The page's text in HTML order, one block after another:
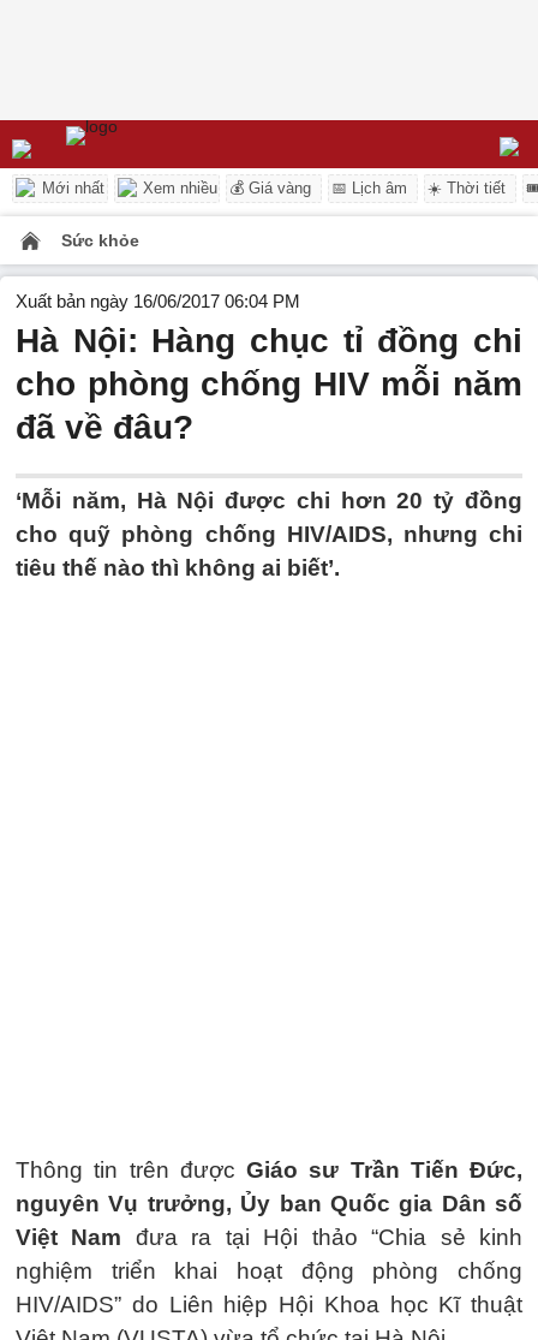
Mới nhất Xem nhiều 💰 Giá vàng 📅 Lịch âm ☀️ Thời tiết
Sức khỏe
Xuất bản ngày 16/06/2017 06:04 PM
Hà Nội: Hàng chục tỉ đồng chi
cho phòng chống HIV mỗi năm
đã về đâu?
‘Mỗi năm, Hà Nội được chi hơn 20 tỷ đồng
cho quỹ phòng chống HIV/AIDS, nhưng chi
tiêu thế nào thì không ai biết’.
Thông tin trên được Giáo sư Trần Tiến Đức,
nguyên Vụ trưởng, Ủy ban Quốc gia Dân số
Việt Nam đưa ra tại Hội thảo “Chia sẻ kinh
nghiệm triển khai hoạt động phòng chống
HIV/AIDS” do Liên hiệp Hội Khoa học Kĩ thuật